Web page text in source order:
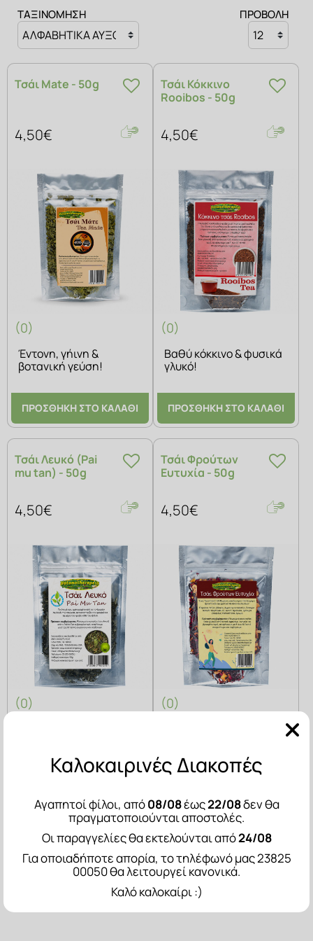
ΣΑΠΟΥΝΙΑ
ΤΑΞΙΝΟΜΗΣΗ ΠΡΟΒΟΛΗ
Τσάι Mate - 50g
4,50€
(0)
Έντονη, γήινη &
βοτανική γεύση!
ΠΡΟΣΘΗΚΗ ΣΤΟ ΚΑΛΑΘΙ
Τσάι Κόκκινο
Rooibos - 50g
4,50€
(0)
Βαθύ κόκκινο & φυσικά
γλυκό!
ΠΡΟΣΘΗΚΗ ΣΤΟ ΚΑΛΑΘΙ
Τσάι Λευκό (Pai
mu tan) - 50g
4,50€
(0)
Τσάι Φρούτων
Ευτυχία - 50g
4,50€
(0)
Καλοκαιρινές Διακοπές
Αγαπητοί φίλοι, από08/08έως22/08δεν θα
πραγματοποιούνται αποστολές.
Οι παραγγελίες θα εκτελούνται από24/08
Για οποιαδήποτε απορία, το τηλέφωνό μας 23825
00050 θα λειτουργεί κανονικά.
Καλό καλοκαίρι :)